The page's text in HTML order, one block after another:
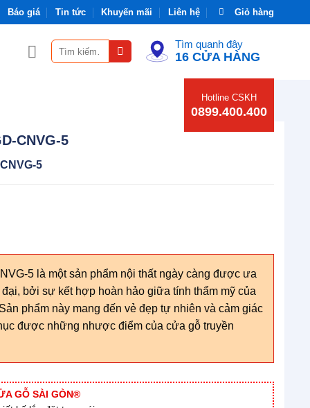
Báo giá Tin tức Khuyến mãi Liên hệ Giỏ hàng
Tìm
kiếm:
Tìm quanh đây
16 CỬA HÀNG
Hotline CSKH
0899.400.400
CNVG-5
5
5 là một sản phẩm nội thất ngày càng được ưa
bởi sự kết hợp hoàn hảo giữa tính thẩm mỹ của
phẩm này mang đến vẻ đẹp tự nhiên và cảm giác
được những nhược điểm của cửa gỗ truyền
GỖ SÀI GÒN®